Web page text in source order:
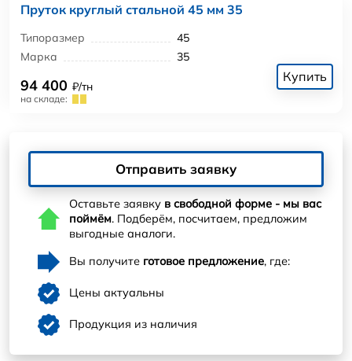
Пруток круглый стальной 45 мм 35
Типоразмер
45
Марка
35
94 400 ₽/тн
на складе:
Купить
Отправить заявку
Оставьте заявку в свободной форме - мы вас
поймём. Подберём, посчитаем, предложим
выгодные аналоги.
Вы получите готовое предложение, где:
Цены актуальны
Продукция из наличия